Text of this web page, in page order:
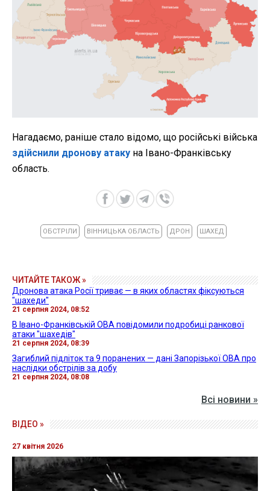
Нагадаємо, раніше стало відомо, що російські війська
здійснили дронову атаку на Івано-Франківську
область.
ОБСТРІЛИ ВІННИЦЬКА ОБЛАСТЬ ДРОН ШАХЕД
ЧИТАЙТЕ ТАКОЖ »
Дронова атака Росії триває — в яких областях фіксуються
"шахеди"
21 серпня 2024, 08:52
В Івано-Франківській ОВА повідомили подробиці ранкової
атаки "шахедів"
21 серпня 2024, 08:39
Загиблий підліток та 9 поранених — дані Запорізької ОВА про
наслідки обстрілів за добу
21 серпня 2024, 08:08
Всі новини »
ВІДЕО »
27 квітня 2026